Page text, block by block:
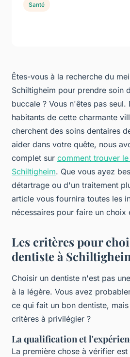
Êtes-vous à la recherche du
Schiltigheim pour prendre soin
buccale ? Vous n'êtes pas seul.
habitants de cette charmante
cherchent des soins dentaires
aider dans votre quête, nous
complet sur comment trouver
Schiltigheim. Que vous ayez
détartrage ou d'un traitement
article vous fournira toutes les
nécessaires pour faire un choix
Les critères pour
dentiste à
Choisir un dentiste n'est pas
à la légère. Vous avez
ce qui fait un bon dentiste,
critères à privilégier ?
La qualification et
La première chose à vérifier est
Santé